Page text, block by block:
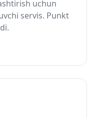
uchun
servis. Punkt